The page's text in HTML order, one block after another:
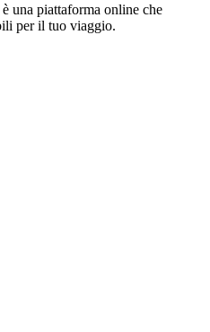
una piattaforma online che
per il tuo viaggio.